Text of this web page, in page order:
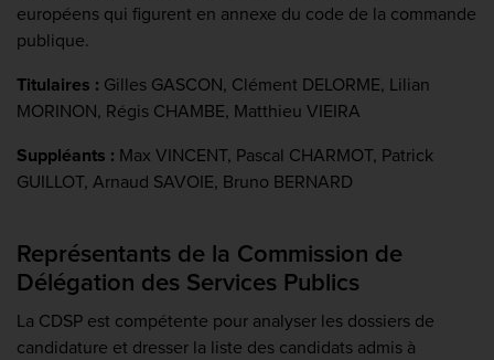
européens qui figurent en annexe du code de la commande
publique.
Titulaires : Gilles GASCON, Clément DELORME, Lilian
MORINON, Régis CHAMBE, Matthieu VIEIRA
Suppléants : Max VINCENT, Pascal CHARMOT, Patrick
GUILLOT, Arnaud SAVOIE, Bruno BERNARD
Représentants de la Commission de
Délégation des Services Publics
La CDSP est compétente pour analyser les dossiers de
candidature et dresser la liste des candidats admis à